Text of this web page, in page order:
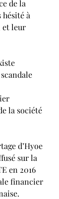
de la
hésité à
et leur
la société
d’Hyoe
sur la
en 2016
financier